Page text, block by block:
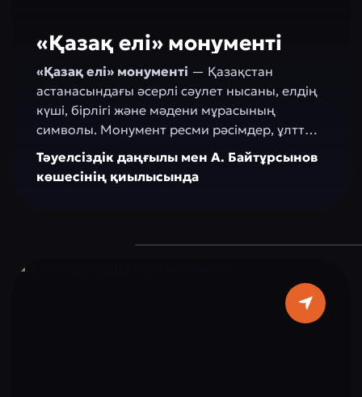
«Қазақ елі» монументі
«Қазақ елі» монументі — Қазақстан
астанасындағы әсерлі сәулет нысаны, елдің
күші, бірлігі және мәдени мұрасының
символы. Монумент ресми рәсімдер, ұлттық
мерекелер мен қоғамдық шаралар өткізу
орнына айналды. Оның айналасындағы кең
әрі абаттандырылған алаң жасыл
фотосессиялар үшін ыңғайлы орын
табылады, тарихты, қазіргі заман мен қазақ
Тәуелсіздік даңғылы мен А. Байтұрсынов
көшесінің қиылысында